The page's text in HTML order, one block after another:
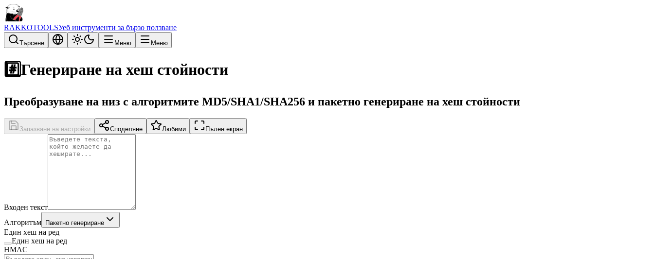
RAKKOTOOLSУеб инструменти за бързо ползване
Търсене Меню Меню
#️⃣Генериране на хеш стойности
Преобразуване на низ с алгоритмите MD5/SHA1/SHA256 и пакетно генериране на хеш стойности
Запазване на настройки Споделяне Любими Пълен екран
Входен текст
Алгоритъм
Пакетно генериране
Един хеш на ред
Един хеш на ред
HMAC